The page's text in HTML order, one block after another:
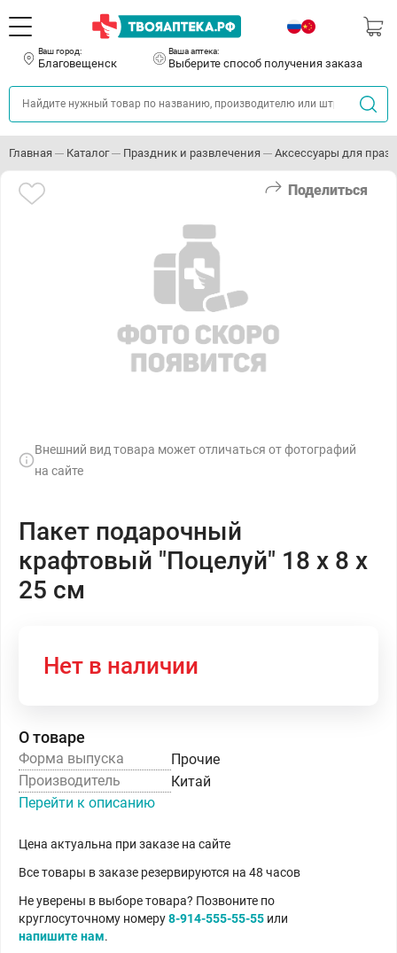
Ваш город:
Благовещенск
Ваша аптека:
Выберите способ получения заказа
Главная Каталог Праздник и развлечения Аксессуары для
Поделиться
Внешний вид товара может отличаться от фотографий
на сайте
Пакет подарочный
крафтовый "Поцелуй" 18 х 8 х
25 см
Нет в наличии
О товаре
Форма выпуска
Прочие
Производитель
Китай
Перейти к описанию
Цена актуальна при заказе на сайте
Все товары в заказе резервируются на 48 часов
Не уверены в выборе товара? Позвоните по
круглосуточному номеру8-914-555-55-55 или
напишите нам.